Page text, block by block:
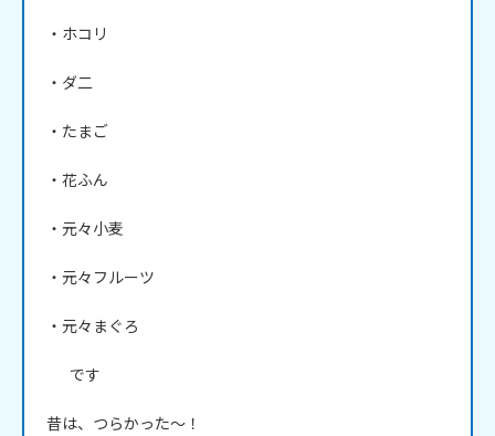
・ホコリ
・ダ二
・たまご
・花ふん
・元々小麦
・元々フルーツ
・元々まぐろ
昔は、つらかった～！